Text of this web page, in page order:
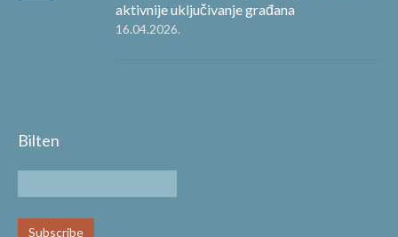
aktivnije uključivanje građana
16.04.2026.
Bilten